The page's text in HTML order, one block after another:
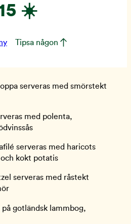
☀️
Tipsa någon
serveras med smörstekt
med polenta,
serveras med haricots
kokt potatis
serveras med råstekt
gotländsk lammbog,